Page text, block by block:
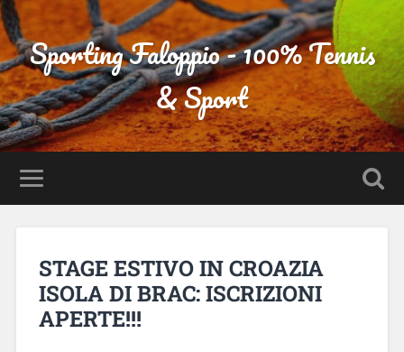
Sporting Faloppio - 100% Tennis
& Sport
STAGE ESTIVO IN CROAZIA
ISOLA DI BRAC: ISCRIZIONI
APERTE!!!